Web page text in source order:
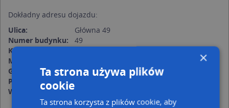
Dokładny adresu dojazdu:
Ulica:
Główna 49
Numer budynku:
49
Kod pocztowy:
Miejscowość:
Gmina:
Goczałkowice-Zdrój
Powiat:
pszczyński
Województwo:
×
Ta strona używa plików
cookie
Ta strona korzysta z plików cookie, aby